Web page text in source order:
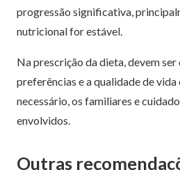
progressão significativa,
nutricional for estável.
Na prescrição da dieta, devem ser
preferências e a qualidade de
necessário, os familiares e
envolvidos.
Outras